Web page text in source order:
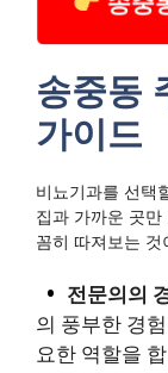
송중동
가이드
비뇨기과를 선택
집과 가까운 곳
꼼히 따져보는 것
전문의의
의 풍부한 경
요한 역할을